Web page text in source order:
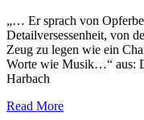
„… Er sprach von
Detailversessenheit, von
Zeug zu legen wie ein
Worte wie Musik…“ aus:
Harbach
Read More